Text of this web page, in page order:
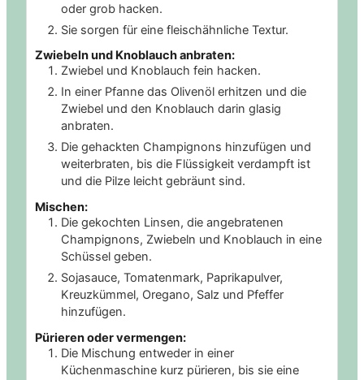
oder grob hacken.
Sie sorgen für eine fleischähnliche Textur.
Zwiebeln und Knoblauch anbraten:
Zwiebel und Knoblauch fein hacken.
In einer Pfanne das Olivenöl erhitzen und die
Zwiebel und den Knoblauch darin glasig
anbraten.
Die gehackten Champignons hinzufügen und
weiterbraten, bis die Flüssigkeit verdampft ist
und die Pilze leicht gebräunt sind.
Mischen:
Die gekochten Linsen, die angebratenen
Champignons, Zwiebeln und Knoblauch in eine
Schüssel geben.
Sojasauce, Tomatenmark, Paprikapulver,
Kreuzkümmel, Oregano, Salz und Pfeffer
hinzufügen.
Pürieren oder vermengen:
Die Mischung entweder in einer
Küchenmaschine kurz pürieren, bis sie eine